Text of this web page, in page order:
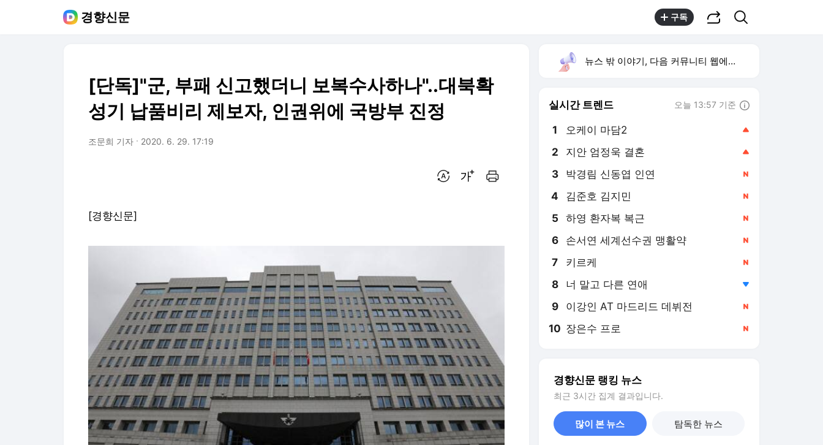
경향신문 구독
[단독]"군, 부패 신고했더니 보복수사하나"..대북확
성기 납품비리 제보자, 인권위에 국방부 진정
조문희 기자 2020. 6. 29. 17:19
[경향신문]
뉴스 밖 이야기, 다음 커뮤니티 웹에서 보기
실시간 트렌드 오늘 13:57 기준
1 오케이 마담2
2 지안 엄정욱 결혼
4 김준호 김지민
5 하영 환자복 복근
6 손서연 세계선수권 맹활약
7 키르케
8 너 말고 다른 연애
9 이강인 AT 마드리드 데뷔전
10 장은수 프로
경향신문 랭킹 뉴스
최근 3시간 집계 결과입니다.
많이 본 뉴스 탐독한 뉴스